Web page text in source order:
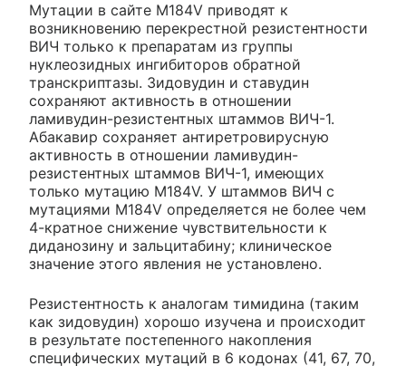
Мутации в сайте M184V приводят к
возникновению перекрестной резистентности
ВИЧ только к препаратам из группы
нуклеозидных ингибиторов обратной
транскриптазы. Зидовудин и ставудин
сохраняют активность в отношении
ламивудин-резистентных штаммов ВИЧ-1.
Абакавир сохраняет антиретровирусную
активность в отношении ламивудин-
резистентных штаммов ВИЧ-1, имеющих
только мутацию M184V. У штаммов ВИЧ с
мутациями M184V определяется не более чем
4-кратное снижение чувствительности к
диданозину и зальцитабину; клиническое
значение этого явления не установлено.
Резистентность к аналогам тимидина (таким
как зидовудин) хорошо изучена и происходит
в результате постепенного накопления
специфических мутаций в 6 кодонах (41, 67, 70,